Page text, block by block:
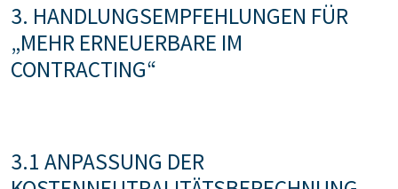
3. HANDLUNGSEMPFEHLUNGEN FÜR
„MEHR ERNEUERBARE IM
CONTRACTING“
3.1 ANPASSUNG DER